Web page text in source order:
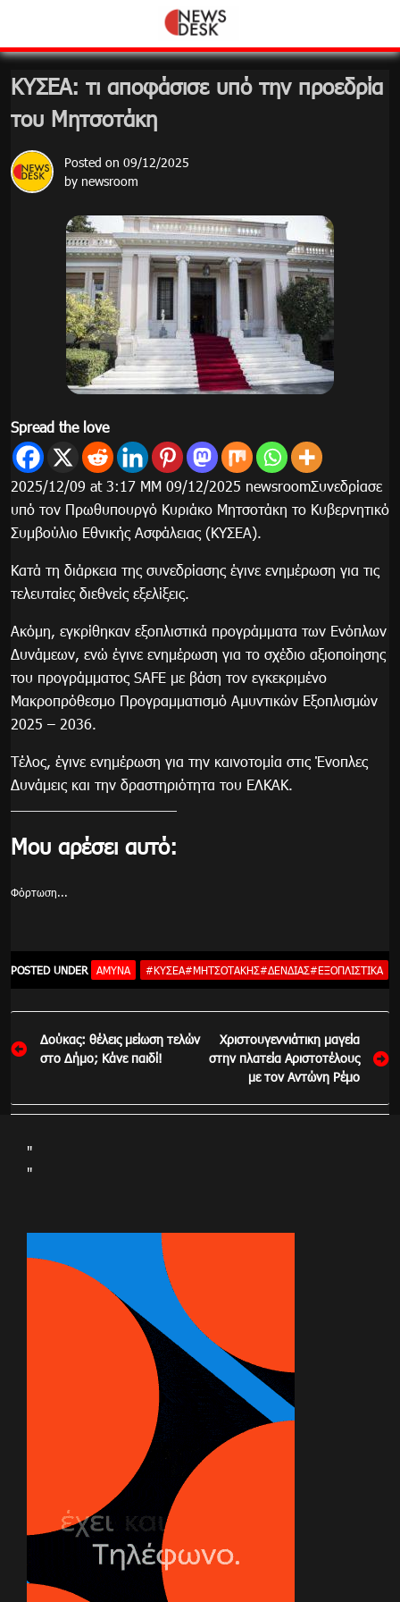
content
ΚΥΣΕΑ: τι αποφάσισε υπό την προεδρία
του Μητσοτάκη
Posted on 09/12/2025
by newsroom
Spread the love
2025/12/09 at 3:17 ΜΜ 09/12/2025 newsroomΣυνεδρίασε
υπό τον Πρωθυπουργό Κυριάκο Μητσοτάκη το Κυβερνητικό
Συμβούλιο Εθνικής Ασφάλειας (ΚΥΣΕΑ).
Κατά τη διάρκεια της συνεδρίασης έγινε ενημέρωση για τις
τελευταίες διεθνείς εξελίξεις.
Ακόμη, εγκρίθηκαν εξοπλιστικά προγράμματα των Ενόπλων
Δυνάμεων, ενώ έγινε ενημέρωση για το σχέδιο αξιοποίησης
του προγράμματος SAFE με βάση τον εγκεκριμένο
Μακροπρόθεσμο Προγραμματισμό Αμυντικών Εξοπλισμών
2025 – 2036.
Τέλος, έγινε ενημέρωση για την καινοτομία στις Ένοπλες
Δυνάμεις και την δραστηριότητα του ΕΛΚΑΚ.
Μου αρέσει αυτό:
Φόρτωση...
POSTED UNDER ΆΜΥΝΑ #ΚΥΣΕΑ#ΜΗΤΣΟΤΑΚΗΣ#ΔΕΝΔΙΑΣ#ΕΞΟΠΛΙΣΤΙΚΆ
Πλοήγηση
άρθρων
Δούκας: θέλεις μείωση τελών
στο Δήμο; Κάνε παιδί!
Χριστουγεννιάτικη μαγεία
στην πλατεία Αριστοτέλους
με τον Αντώνη Ρέμο
"
"